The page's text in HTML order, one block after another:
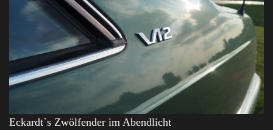
Eckardt`s Zwölfender im Abendlicht